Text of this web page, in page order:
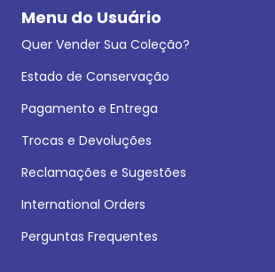
Menu do Usuário
Quer Vender Sua Coleção?
Estado de Conservação
Pagamento e Entrega
Trocas e Devoluções
Reclamações e Sugestões
International Orders
Perguntas Frequentes